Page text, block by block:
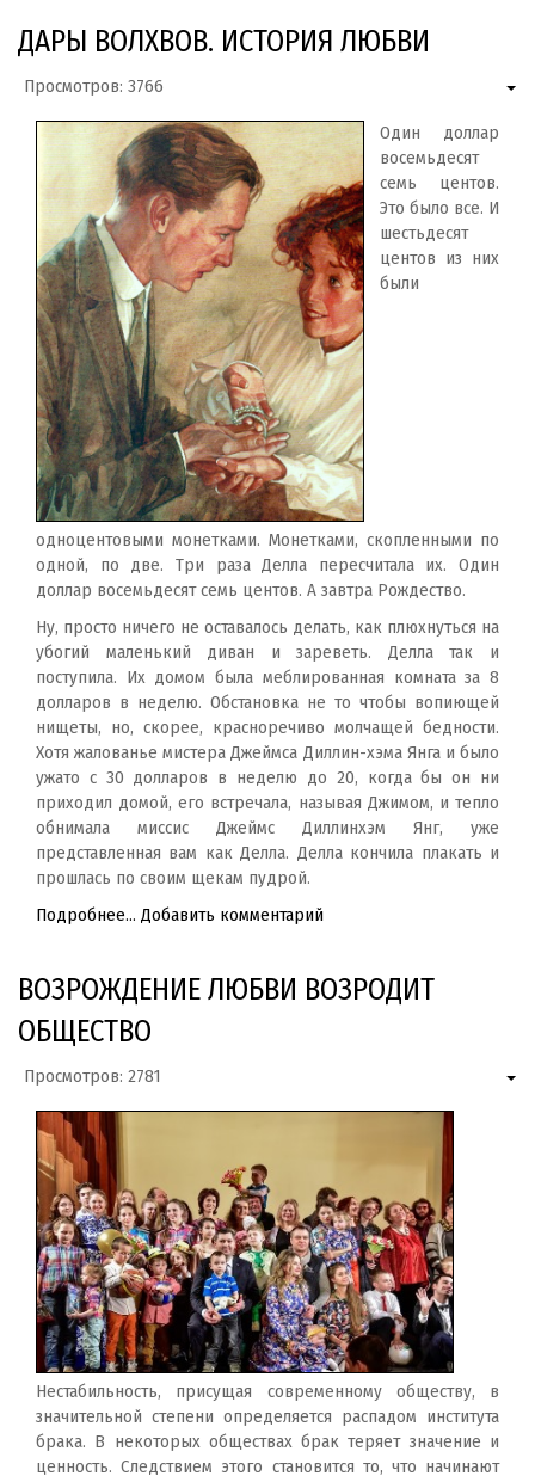
ДАРЫ ВОЛХВОВ. ИСТОРИЯ ЛЮБВИ
Просмотров: 3766
Один доллар
восемьдесят
семь центов.
Это было все. И
шестьдесят
центов из них
были
одноцентовыми монетками. Монетками, скопленными по
одной, по две. Три раза Делла пересчитала их. Один
доллар восемьдесят семь центов. А завтра Рождество.
Ну, просто ничего не оставалось делать, как плюхнуться на
убогий маленький диван и зареветь. Делла так и
поступила. Их домом была меблированная комната за 8
долларов в неделю. Обстановка не то чтобы вопиющей
нищеты, но, скорее, красноречиво молчащей бедности.
Хотя жалованье мистера Джеймса Диллин-хэма Янга и было
ужато с 30 долларов в неделю до 20, когда бы он ни
приходил домой, его встречала, называя Джимом, и тепло
обнимала миссис Джеймс Диллинхэм Янг, уже
представленная вам как Делла. Делла кончила плакать и
прошлась по своим щекам пудрой.
Подробнее... Добавить комментарий
ВОЗРОЖДЕНИЕ ЛЮБВИ ВОЗРОДИТ
ОБЩЕСТВО
Просмотров: 2781
Нестабильность, присущая современному обществу, в
значительной степени определяется распадом института
брака. В некоторых обществах брак теряет значение и
ценность. Следствием этого становится то, что начинают